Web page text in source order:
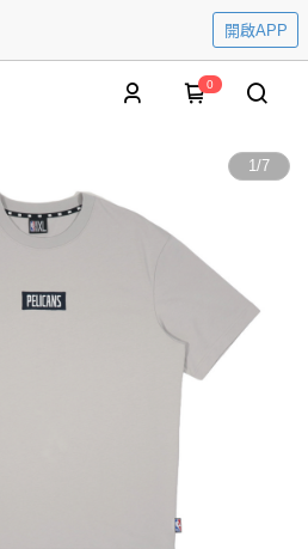
開啟APP
0
1/7